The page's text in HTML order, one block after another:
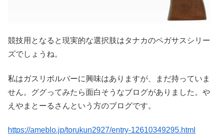
競技用となると現実的な選択肢はタナカのペガサスシリー
ズでしょうね。
私はガスリボルバーに興味はありますが、まだ持っていま
せん。ググってみたら面白そうなブログがありました。や
えやまとーるさんという方のブログです。
https://ameblo.jp/torukun2927/entry-12610349295.html